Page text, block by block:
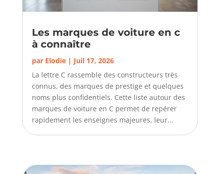
Les marques de voiture en c
à connaître
par Elodie| Juil 17, 2026
La lettre C rassemble des constructeurs très
connus, des marques de prestige et quelques
noms plus confidentiels. Cette liste autour des
marques de voiture en C permet de repérer
rapidement les enseignes majeures, leur...